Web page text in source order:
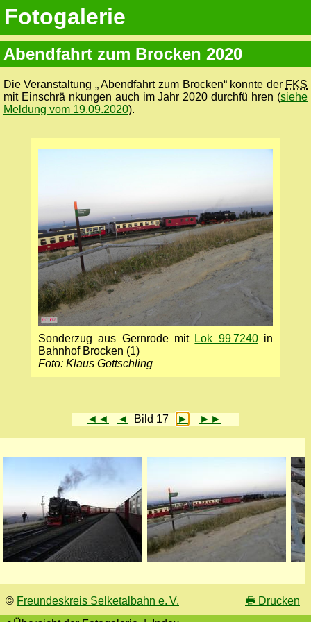
Fotogalerie
Abendfahrt zum Brocken 2020
Die Veranstaltung „ Abendfahrt zum Brocken“ konnte der FKS
mit Einschrä nkungen auch im Jahr 2020 durchfü hren (siehe
Meldung vom 19.09.2020).
Sonderzug aus Gernrode mit Lok 99 7240in
Bahnhof Brocken (1)
Foto: Klaus Gottschling
◄◄ ◄ Bild 17 ► ►►
© Freundeskreis Selketalbahn e. V. 🖶 Drucken